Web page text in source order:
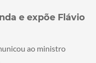
e expõe Flávio
ao ministro